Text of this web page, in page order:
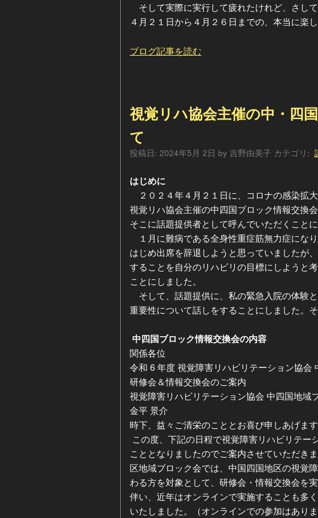
そして実際に実行して疲れたけれど、さし
４月２１日から４月２６日までの、本当に楽し
ブログ記事を読む
視覚リハ協会主催の中・四
て
投稿日: 2024年5月 2日 by 吉野由美子 カテゴリ:
はじめに
２０２４年４月２１日に、コロナの感染拡
視覚リハ協会主催の中四国ブロック情報交換
そこに話題提供者として呼んでいただくことに
１月に難病である全身性重症筋無力症にな
はじめ出席を辞退しようと思っていましたが
することを自分のリハビリの目標にしようと
ことにしました。
そして、話題提供に、私の緊急入院の体験
重要性について話しをすることにしました。
中四国ブロック情報交換会の内容
関係各位
令和 6 年度 視覚障害リハビリテーション協会
研修会＆情報交換会のご案内
視覚障害リハビリテーション協会 中四国地域
金平 景介
時下、益々ご清栄のこととお喜び申しあげます
この度、下記の日程で視覚障害リハビリテー
こととなりましたのでご案内させていただき
区地域ブロック会では、中国四国地区の視覚
わる方を対象として、研修会・情報交換会を
伴い、近年はオンラインで実施することも多
いたしました。（オンラインでの参加はあり